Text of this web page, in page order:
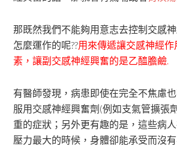
那既然我們不能夠用意志去控制交感
怎麼運作的呢??用來傳遞讓交感神經
素，讓副交感神經興奮的是乙醯膽鹼.
有醫師發現，病患即使在完全不焦慮
服用交感神經興奮劑(例如支氣管擴張
重的症狀；另外更有趣的是，這些病
壓力最大的時候，身體卻能承受而沒